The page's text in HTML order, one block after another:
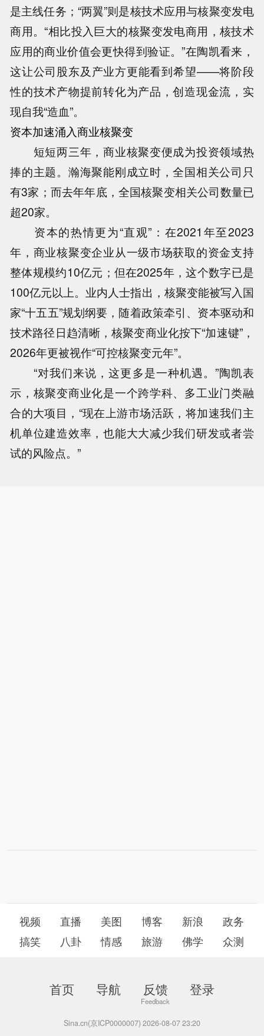
是主线任务；“两翼”则是核技术应用与核聚变发电
商用。“相比投入巨大的核聚变发电商用，核技术
应用的商业价值会更快得到验证。”在陶凯看来，
这让公司股东及产业方更能看到希望——将阶段
性的技术产物提前转化为产品，创造现金流，实
现自我“造血”。
资本加速涌入商业核聚变
短短两三年，商业核聚变便成为投资领域热
捧的主题。瀚海聚能刚成立时，全国相关公司只
有3家；而去年年底，全国核聚变相关公司数量已
超20家。
资本的热情更为“直观”：在2021年至2023
年，商业核聚变企业从一级市场获取的资金支持
整体规模约10亿元；但在2025年，这个数字已是
100亿元以上。业内人士指出，核聚变能被写入国
家“十五五”规划纲要，随着政策牵引、资本驱动和
技术路径日趋清晰，核聚变商业化按下“加速键”，
2026年更被视作“可控核聚变元年”。
“对我们来说，这更多是一种机遇。”陶凯表
示，核聚变商业化是一个跨学科、多工业门类融
合的大项目，“现在上游市场活跃，将加速我们主
机单位建造效率，也能大大减少我们研发或者尝
试的风险点。”
视频 直播 美图 博客 新浪
政务
搞笑
八卦 情感 旅游 佛学 众测
首页 导航 反馈 登录
Sina.cn(京ICP0000007) 2026-08-07 23:20